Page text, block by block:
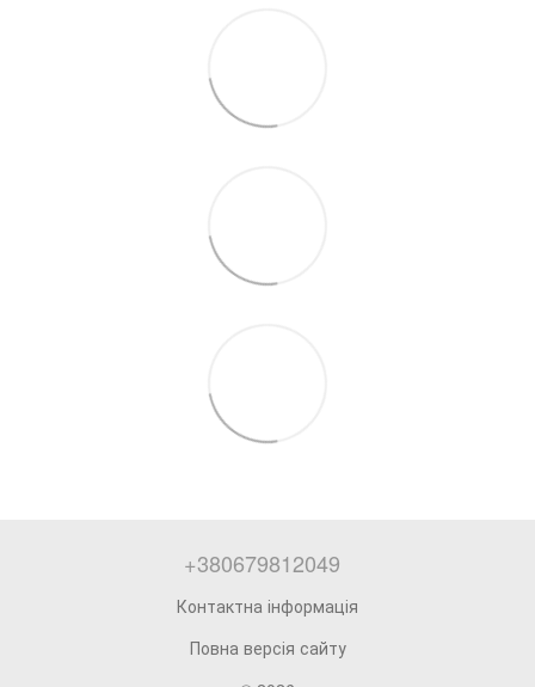
+380679812049
Контактна інформація
Повна версія сайту